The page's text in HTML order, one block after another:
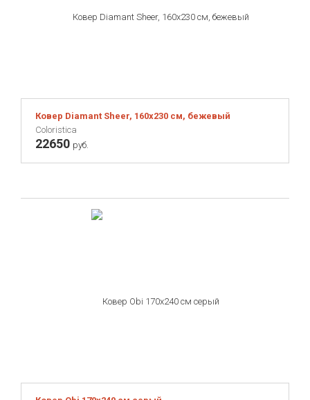
Ковер Diamant Sheer, 160х230 см, бежевый
Coloristica
22650 руб.